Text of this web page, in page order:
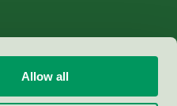
Allow all